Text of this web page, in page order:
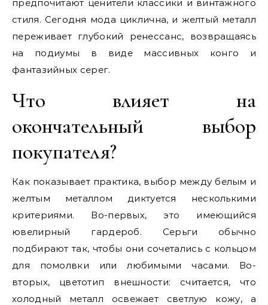
предпочитают ценители классики и винтажного
стиля. Сегодня мода циклична, и желтый металл
переживает глубокий ренессанс, возвращаясь
на подиумы в виде массивных конго и
фантазийных серег.
Что влияет на
окончательный выбор
покупателя?
Как показывает практика, выбор между белым и
желтым металлом диктуется несколькими
критериями. Во-первых, это имеющийся
ювелирный гардероб. Серьги обычно
подбирают так, чтобы они сочетались с кольцом
для помолвки или любимыми часами. Во-
вторых, цветотип внешности: считается, что
холодный металл освежает светлую кожу, а